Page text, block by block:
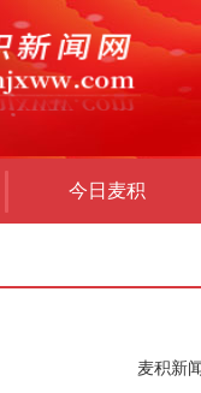
今日麦积
麦积新